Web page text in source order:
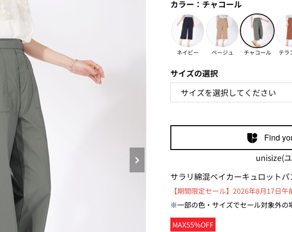
カラー： チャコール
ネイビー ベージュ チャコール テラ
サイズの選択
Find
unisize(
サラリ綿混ベイカーキュロットパ
MAX55%OFF
【期間限定セール】2026年8月17日午
※一部の色・サイズでセール対象外の